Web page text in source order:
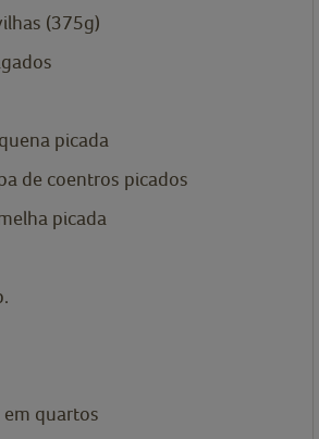
(375g)
picada
de coentros picados
picada
quartos